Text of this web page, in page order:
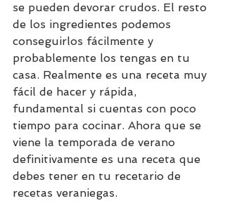
se pueden devorar crudos. El resto
de los ingredientes podemos
conseguirlos fácilmente y
probablemente los tengas en tu
casa. Realmente es una receta muy
fácil de hacer y rápida,
fundamental si cuentas con poco
tiempo para cocinar. Ahora que se
viene la temporada de verano
definitivamente es una receta que
debes tener en tu recetario de
recetas veraniegas.